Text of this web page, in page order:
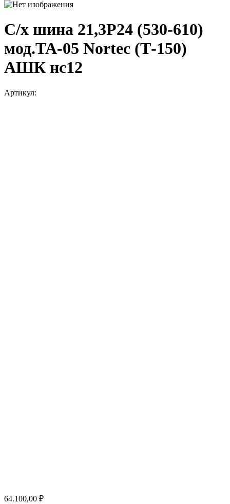
С/х шина 21,3Р24 (530-610)
мод.ТА-05 Nortec (Т-150)
АШК нс12
Артикул:
64.100,00 ₽